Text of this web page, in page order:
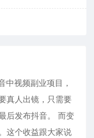
中视频副业项目，
真人出镜，只需要
后发布抖音。 而变
这个收益跟大家说